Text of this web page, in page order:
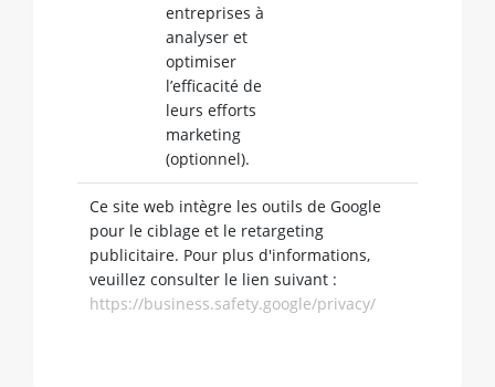
entreprises à
analyser et
optimiser
l’efficacité de
leurs efforts
marketing
(optionnel).
Ce site web intègre les outils de Google
pour le ciblage et le retargeting
publicitaire. Pour plus d'informations,
veuillez consulter le lien suivant :
https://business.safety.google/privacy/